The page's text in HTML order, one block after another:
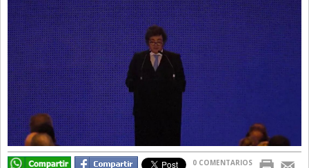
Diarios del Mundo
Directivos
Ecología y Ambiente
Economía
El Experto
El Innovador
El Precio Que Yo Ví
0 COMENTARIOS